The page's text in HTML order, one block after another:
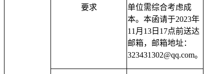
要求
单位需综合考虑成
本。 本函请于2023年
11 月 13 日1 7点前送达
邮箱，邮箱地址：
323431302@qq.com。